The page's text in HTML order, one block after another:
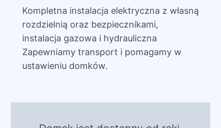
Kompletna instalacja elektryczna z własną
rozdzielnią oraz bezpiecznikami,
instalacja gazowa i hydrauliczna
Zapewniamy transport i pomagamy w
ustawieniu domków.